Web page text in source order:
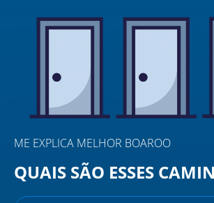
ME EXPLICA MELHOR BOAROO
QUAIS SÃO ESSES